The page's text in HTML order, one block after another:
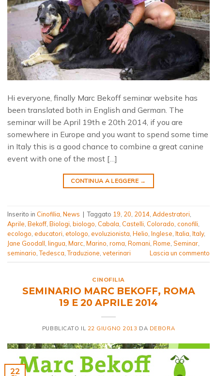
Hi everyone, finally Marc Bekoff seminar website has
been translated both in English and German. The
seminar will be April 19th e 20th 2014, if you are
somewhere in Europe and you want to spend some time
in Italy this is a good chance to combine a great canine
event with one of the most […]
CONTINUA A LEGGERE →
Inserito in Cinofilia News | Taggato 19 20 2014 Addestratori
Aprile Bekoff Biologi biologo Cabala Castelli Colorado conofili
ecologo educatori etologo evoluzionista Helio Inglese Italia Italy,
Jane Goodall lingua Marc Marino roma Romani Rome Seminar
seminario ,Tedesca ,Traduzione veterinari Lascia un commento
CINOFILIA
SEMINARIO MARC BEKOFF, ROMA
19 E 20 APRILE 2014
PUBBLICATO IL 22 GIUGNO 2013 DA DEBORA
22